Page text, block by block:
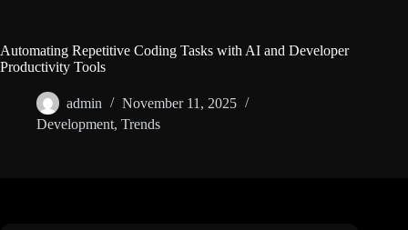
Automating Repetitive Coding Tasks with AI and Developer
Productivity Tools
admin
November 11, 2025
Development, Trends